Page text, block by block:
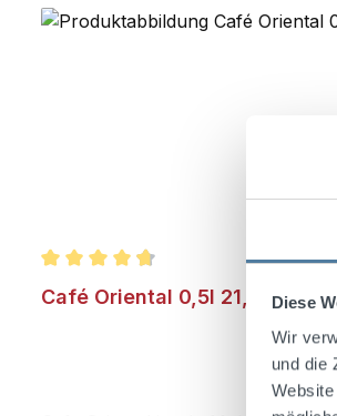
Diese
Wir
und die
Durchschnittliche Bewertung von
Café Oriental 0,5l 21,5 % Vol.